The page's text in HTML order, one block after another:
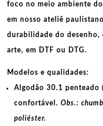
foco no meio ambiente
em nosso ateliê
durabilidade do desenho,
arte, em DTF ou DTG.
Modelos e qualidades:
Algodão 30.1 penteado
confortável. Obs.:
poliéster.